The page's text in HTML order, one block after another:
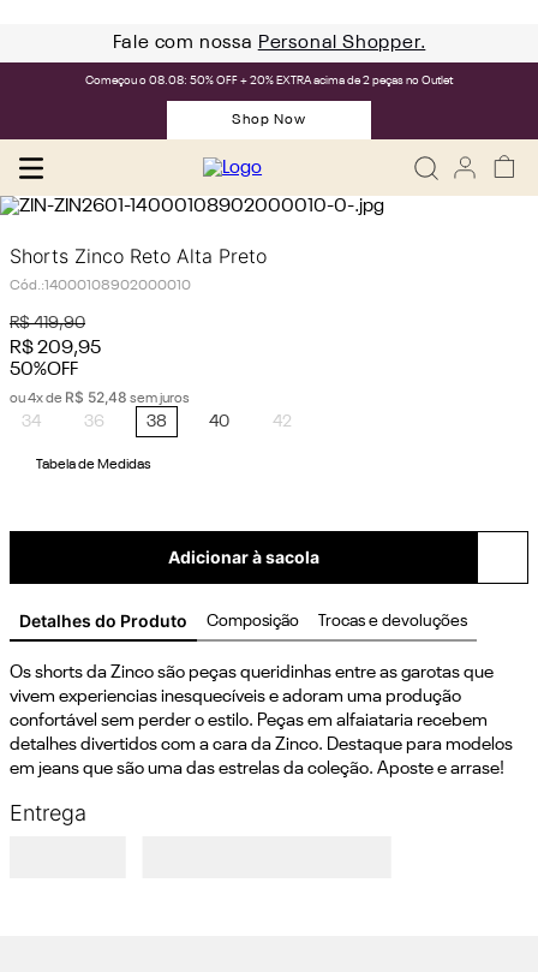
Fale com nossa Personal Shopper.
Começou o 08.08: 50% OFF + 20% EXTRA acima de 2 peças no Outlet
Shop Now
Shorts Zinco Reto Alta Preto
Cód.:14000108902000010
R$ 419,90
R$209,95
50%OFF
ou4x de R$ 52,48 sem juros
34 36 38 40 42
Tabela de Medidas
Adicionar à sacola
Detalhes do Produto Composição Trocas e devoluções
Os shorts da Zinco são peças queridinhas entre as garotas que
vivem experiencias inesquecíveis e adoram uma produção
confortável sem perder o estilo. Peças em alfaiataria recebem
detalhes divertidos com a cara da Zinco. Destaque para modelos
em jeans que são uma das estrelas da coleção. Aposte e arrase!
Entrega